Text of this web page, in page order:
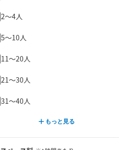
2〜4人
5〜10人
11〜20人
21〜30人
31〜40人
もっと見る